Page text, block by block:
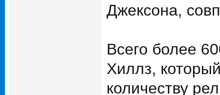
Джексона,
Всего более
Хиллз,
количеству